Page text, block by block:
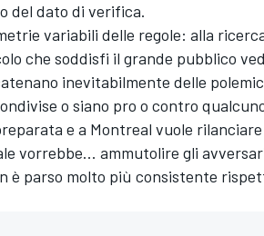
del dato di verifica.
variabili delle regole: alla
che soddisfi il grande pubblico
inevitabilmente delle
o siano pro o contro
e a Montreal vuole rilanciare
vorrebbe... ammutolire gli
è parso molto più consistente